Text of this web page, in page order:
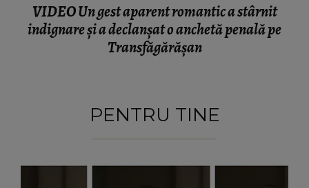
VIDEO Un gest aparent romantic a stârnit
indignare și a declanșat o anchetă penală pe
Transfăgărășan
PENTRU TINE